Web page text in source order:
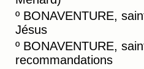
º BONAVENTURE,
Jésus
º BONAVENTURE,
recommandations